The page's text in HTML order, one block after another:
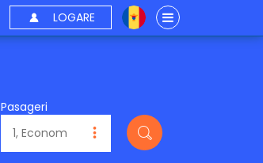
LOGARE
Pasageri